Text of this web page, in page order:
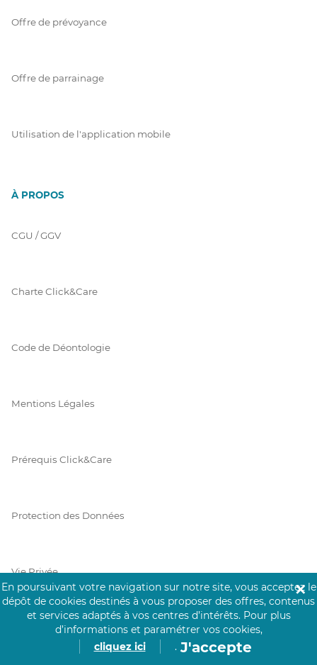
Offre de prévoyance
Offre de parrainage
Utilisation de l'application mobile
À PROPOS
CGU / GGV
Charte Click&Care
Code de Déontologie
Mentions Légales
Prérequis Click&Care
Protection des Données
Vie Privée
PAIEMENT SÉCURISÉ
En poursuivant votre navigation sur notre site, vous acceptez le
dépôt de cookies destinés à vous proposer des offres, contenus
et services adaptés à vos centres d’intérêts. Pour plus
d’informations et paramétrer vos cookies,
cliquez ici
. J'accepte
✕